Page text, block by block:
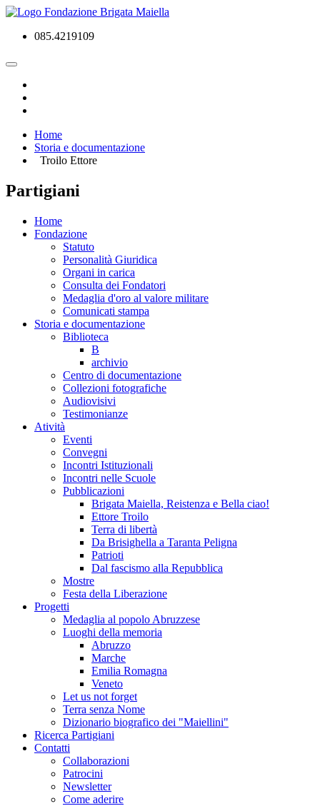
085.4219109
Home
Storia e documentazione
Troilo Ettore
Partigiani
Home
Fondazione
Statuto
Personalità Giuridica
Organi in carica
Consulta dei Fondatori
Medaglia d'oro al valore militare
Comunicati stampa
Storia e documentazione
Biblioteca
B
archivio
Centro di documentazione
Collezioni fotografiche
Audiovisivi
Testimonianze
Atività
Eventi
Convegni
Incontri Istituzionali
Incontri nelle Scuole
Pubblicazioni
Brigata Maiella, Reistenza e Bella ciao!
Ettore Troilo
Terra di libertà
Da Brisighella a Taranta Peligna
Patrioti
Dal fascismo alla Repubblica
Mostre
Festa della Liberazione
Progetti
Medaglia al popolo Abruzzese
Luoghi della memoria
Abruzzo
Marche
Emilia Romagna
Veneto
Let us not forget
Terra senza Nome
Dizionario biografico dei "Maiellini"
Ricerca Partigiani
Contatti
Collaborazioni
Patrocini
Newsletter
Come aderire